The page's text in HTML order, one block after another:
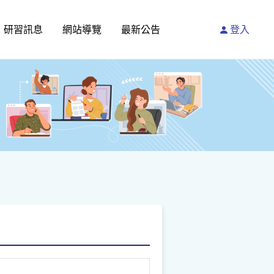
研習訊息 網站導覽 最新公告 登入